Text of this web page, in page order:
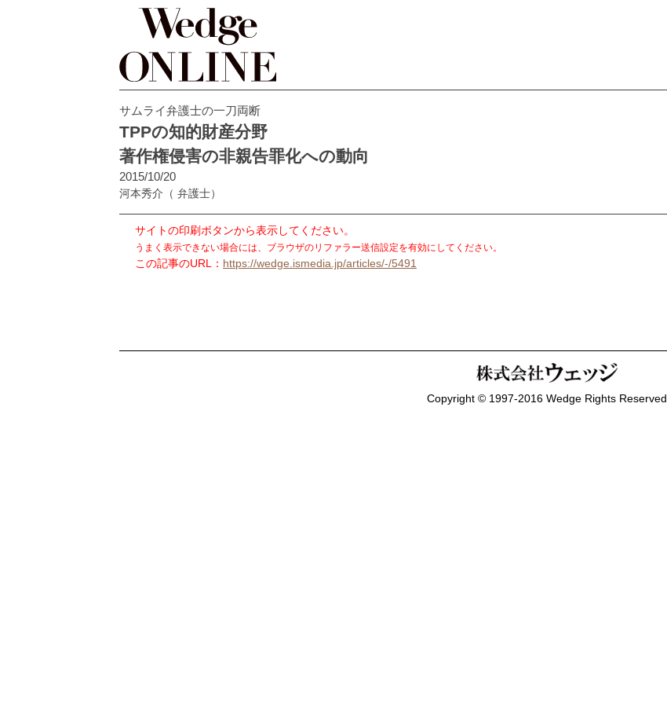
サムライ弁護士の一刀両断
TPPの知的財産分野
著作権侵害の非親告罪化への動向
2015/10/20
河本秀介 （ 弁護士）
サイトの印刷ボタンから表示してください。
うまく表示できない場合には、ブラウザのリファラー送信設定を有効にしてください。
この記事のURL： https://wedge.ismedia.jp/articles/-/5491
Copyright © 1997-2016 Wedge Rights Reserved